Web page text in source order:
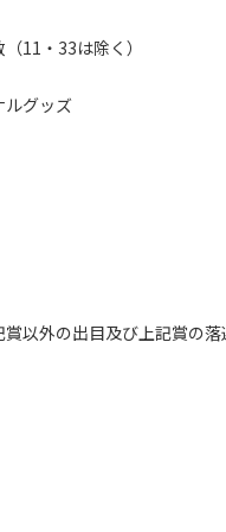
11・33は除く）
グッズ
以外の出目及び上記賞の落